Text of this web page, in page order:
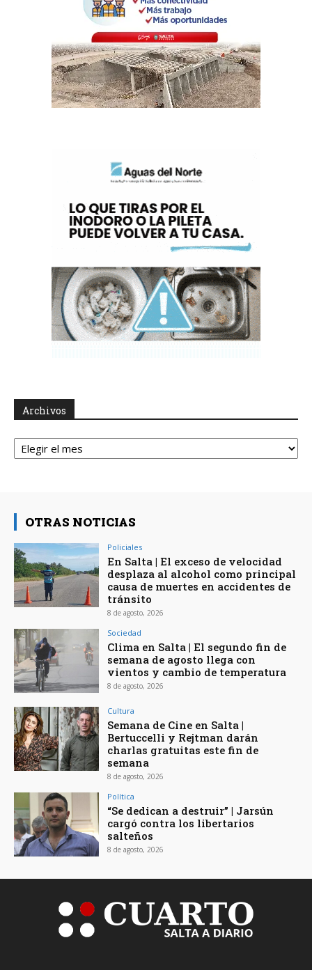
Archivos
Archivos
OTRAS NOTICIAS
Policiales
En Salta | El exceso de velocidad
desplaza al alcohol como principal
causa de muertes en accidentes de
tránsito
8 de agosto, 2026
Sociedad
Clima en Salta | El segundo fin de
semana de agosto llega con
vientos y cambio de temperatura
8 de agosto, 2026
Cultura
Semana de Cine en Salta |
Bertuccelli y Rejtman darán
charlas gratuitas este fin de
semana
8 de agosto, 2026
Política
“Se dedican a destruir” | Jarsún
cargó contra los libertarios
salteños
8 de agosto, 2026